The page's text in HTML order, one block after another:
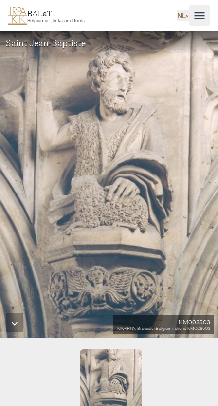
Ga naar hoofdinhoud
BALaT
Belgian art, links and tools
NL˅
Saint Jean-Baptiste
KM008503
KIK-IRPA, Brussels (Belgium), cliché KM008503